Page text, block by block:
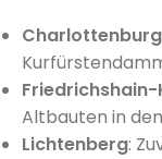
Altbauten in
Lichtenberg: